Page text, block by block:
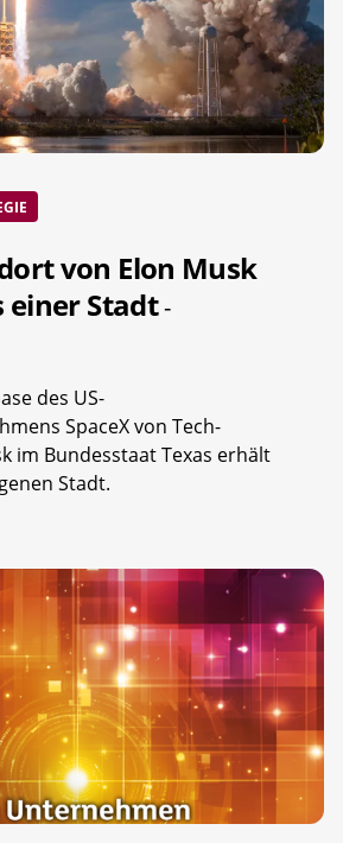
von Elon Musk
einer Stadt-
des US-
SpaceX von Tech-
im Bundesstaat Texas erhält
Stadt.